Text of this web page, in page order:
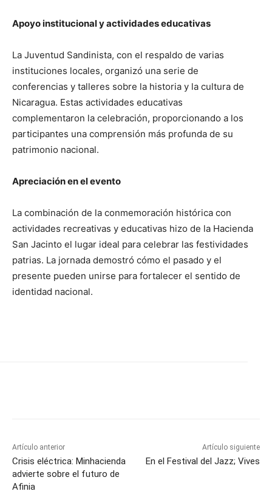
Apoyo institucional y actividades educativas
La Juventud Sandinista, con el respaldo de varias
instituciones locales, organizó una serie de
conferencias y talleres sobre la historia y la cultura de
Nicaragua. Estas actividades educativas
complementaron la celebración, proporcionando a los
participantes una comprensión más profunda de su
patrimonio nacional.
Apreciación en el evento
La combinación de la conmemoración histórica con
actividades recreativas y educativas hizo de la Hacienda
San Jacinto el lugar ideal para celebrar las festividades
patrias. La jornada demostró cómo el pasado y el
presente pueden unirse para fortalecer el sentido de
identidad nacional.
Artículo anterior
Crisis eléctrica: Minhacienda
advierte sobre el futuro de
Afinia
Artículo siguiente
En el Festival del Jazz; Vives